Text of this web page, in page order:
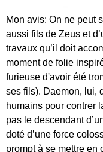
Mon avis: On ne peut
aussi fils de Zeus et
travaux qu’il doit
moment de folie
furieuse d'avoir été
ses fils). Daemon, lui,
humains pour contrer
pas le descendant
doté d’une force
prompt à se mettre en